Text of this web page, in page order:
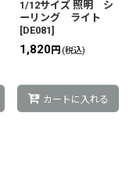
1/12サイズ 照明 シ
ーリング ライト
[DE081]
1,820円 (税込)
カートに入れる